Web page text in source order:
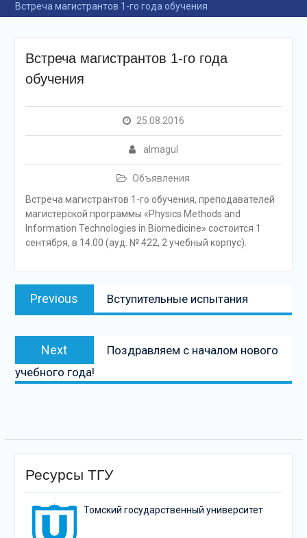
Встреча магистрантов 1-го года обучения
Встреча магистрантов 1-го года
обучения
25.08.2016
almagul
Объявления
Встреча магистрантов 1-го обучения, преподавателей
магистерской программы «Physics Methods and
Information Technologies in Biomedicine» состоится 1
сентября, в 14.00 (ауд. № 422, 2 учебный корпус).
Навигация
Previous
post:
Вступительные испытания
Next
post:
Поздравляем с началом нового
учебного года!
Ресурсы ТГУ
Томский государственный университет